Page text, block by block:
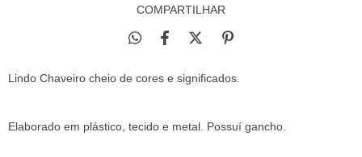
COMPARTILHAR
Lindo Chaveiro cheio de cores e significados.
Elaborado em plástico, tecido e metal. Possuí gancho.